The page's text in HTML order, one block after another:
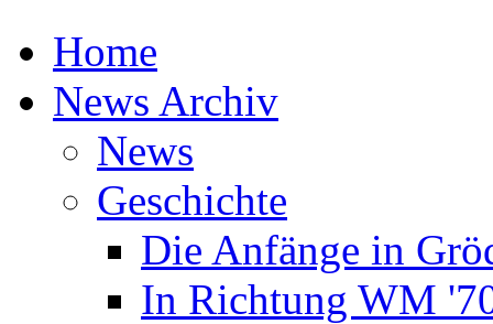
Home
News Archiv
News
Geschichte
Die Anfänge in
In Richtung WM